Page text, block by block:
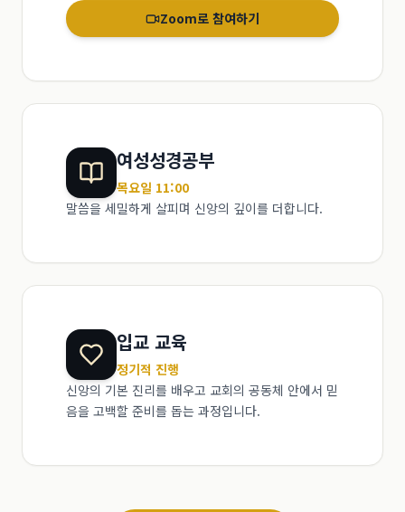
Zoom로 참여하기
여성성경공부
목요일 11:00
말씀을 세밀하게 살피며 신앙의 깊이를 더합니다.
입교 교육
정기적 진행
신앙의 기본 진리를 배우고 교회의 공동체 안에서 믿
음을 고백할 준비를 돕는 과정입니다.